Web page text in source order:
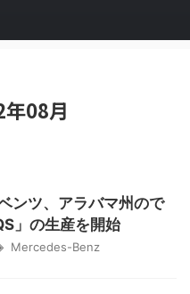
08月
ンツ、アラバマ州ので
」の生産を開始
Mercedes-Benz